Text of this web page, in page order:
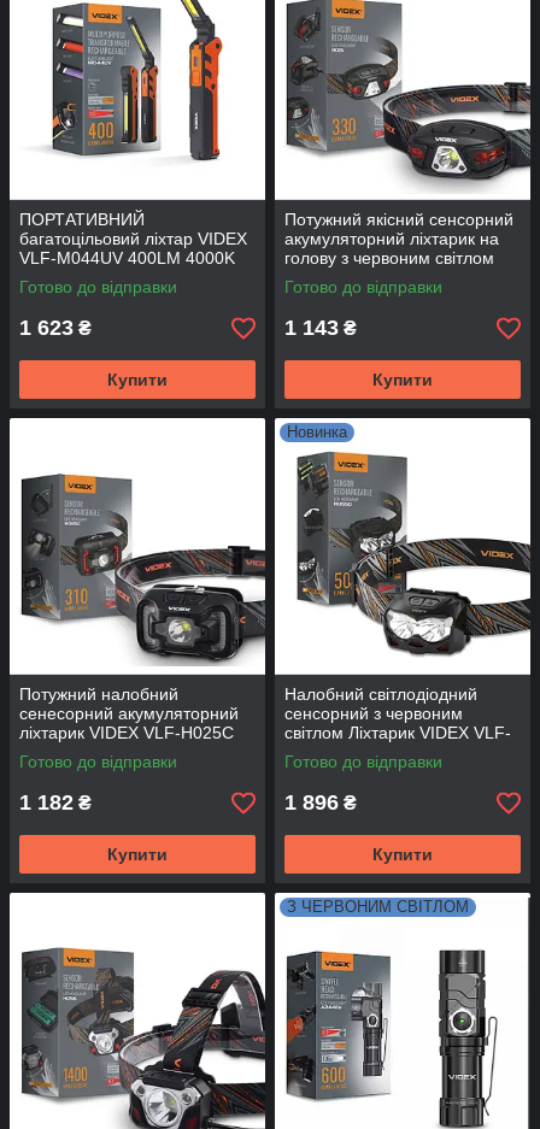
ПОРТАТИВНИЙ
багатоцільовий ліхтар VIDEX
VLF-M044UV 400LM 4000K
білий червоний і
ультрафіолетовий
Готово до відправки
1 623 ₴
Купити
Потужний якісний сенсорний
акумуляторний ліхтарик на
голову з червоним світлом
VIDEX VLF-H015 330Lm
5000K з датчиком руху
Готово до відправки
1 143 ₴
Купити
Потужний налобний
сенесорний акумуляторний
ліхтарик VIDEX VLF-H025C
310Lm 5000K з датчиком
руху
Готово до відправки
1 182 ₴
Купити
Новинка
Налобний світлодіодний
сенсорний з червоним
світлом Ліхтарик VIDEX VLF-
H055D 500LM 5000K
Готово до відправки
1 896 ₴
Купити
З ЧЕРВОНИМ СВІТЛОМ